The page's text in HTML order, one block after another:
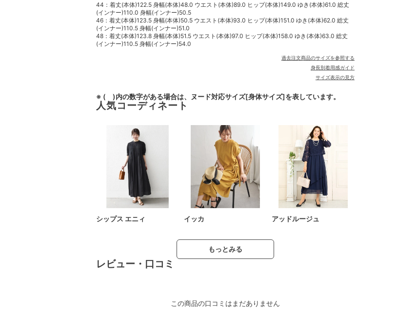
44：着丈(本体)122.5 身幅(本体)48.0 ウエスト(本体)89.0 ヒップ(本体)149.0 ゆき(本体)61.0 総丈
(インナー)110.0 身幅(インナー)50.5
46：着丈(本体)123.5 身幅(本体)50.5 ウエスト(本体)93.0 ヒップ(本体)151.0 ゆき(本体)62.0 総丈
(インナー)110.5 身幅(インナー)51.0
48：着丈(本体)123.8 身幅(本体)51.5 ウエスト(本体)97.0 ヒップ(本体)158.0 ゆき(本体)63.0 総丈
(インナー)110.5 身幅(インナー)54.0
過去注文商品のサイズを参照する
身長別着用感ガイド
サイズ表示の見方
※ ( )内の数字がある場合は、ヌード対応サイズ[身体サイズ]を表しています。
人気コーディネート
シップス エニィ イッカ アッドルージュ
もっとみる
レビュー・口コミ
この商品の口コミはまだありません